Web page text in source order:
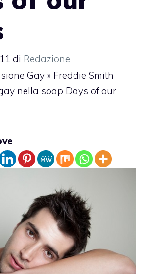
di Redazione
Gay » Freddie Smith
nella soap Days of our